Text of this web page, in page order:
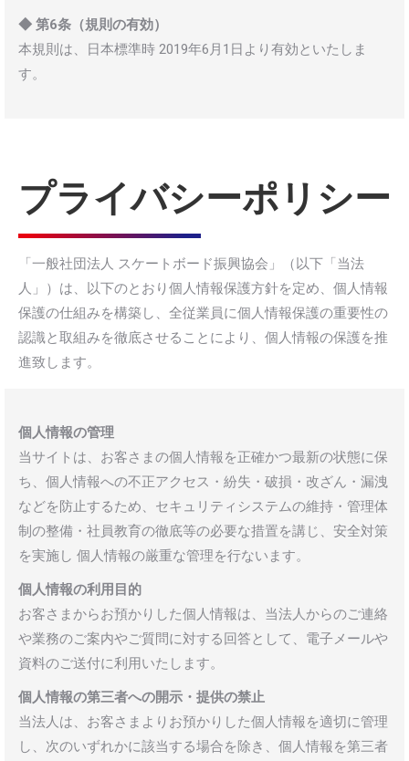
◆ 第6条（規則の有効）
本規則は、日本標準時 2019年6月1日より有効といたしま
す。
プライバシーポリシー
「一般社団法人 スケートボード振興協会」（以下「当法
人」）は、以下のとおり個人情報保護方針を定め、個人情報
保護の仕組みを構築し、全従業員に個人情報保護の重要性の
認識と取組みを徹底させることにより、個人情報の保護を推
進致します。
個人情報の管理
当サイトは、お客さまの個人情報を正確かつ最新の状態に保
ち、個人情報への不正アクセス・紛失・破損・改ざん・漏洩
などを防止するため、セキュリティシステムの維持・管理体
制の整備・社員教育の徹底等の必要な措置を講じ、安全対策
を実施し 個人情報の厳重な管理を行ないます。
個人情報の利用目的
お客さまからお預かりした個人情報は、当法人からのご連絡
や業務のご案内やご質問に対する回答として、電子メールや
資料のご送付に利用いたします。
個人情報の第三者への開示・提供の禁止
当法人は、お客さまよりお預かりした個人情報を適切に管理
し、次のいずれかに該当する場合を除き、個人情報を第三者